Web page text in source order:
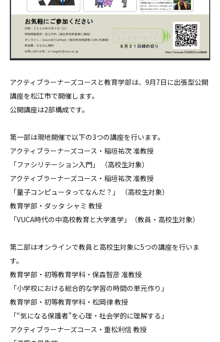
アクティブラーナーズコースと教育学部は、9月7日に出張型公開
講座を松江市で開催します。
公開講座は2部構成です。
第一部は現地開催で以下の3つの講座を行います。
アクティブラーナーズコース・稲垣祐次 准教授
「ファシリテーション入門」 （高校生対象）
アクティブラーナーズコース・稲垣祐次 准教授
「量子コンピュータってなんだ？」 （高校生対象）
教育学部・ダッタ シャミ 教授
「VUCA時代の中高校教育と大学進学」（教員・高校生対象）
第二部はオンラインで教員と高校生対象に5つの講座を行いま
す。
教育学部・初等教育学科・保森智彦 准教授
「小学校における総合的な学習の時間の単元作り」
教育学部・初等教育学科・松岡律 教授
「“気になる保護者”を心理・社会学的に理解する」
アクティブラーナーズコース・重松利信 教授